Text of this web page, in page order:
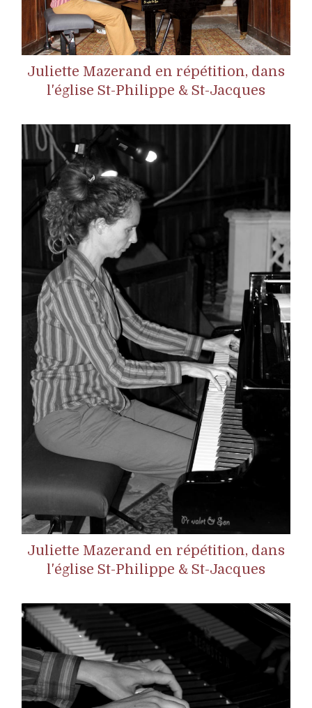
Juliette Mazerand en répétition, dans
l'église St-Philippe & St-Jacques
Juliette Mazerand en répétition, dans
l'église St-Philippe & St-Jacques